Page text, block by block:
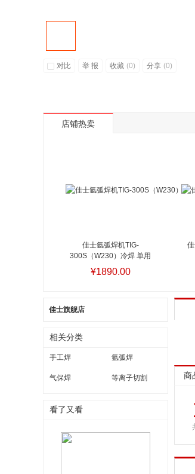
对比 举 报 收藏 (0) 分享 (0)
店铺热卖
佳士氩弧焊机TIG-
300S（W230）冷焊 单用
1890.00
¥1890.00
商
佳士旗舰店
相关分类
手工焊 氩弧焊
气保焊 等离子切割
看了又看